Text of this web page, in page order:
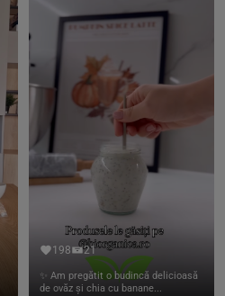
198 21
✨ Am pregătit o budincă delicioasă
de ovăz și chia cu banane...